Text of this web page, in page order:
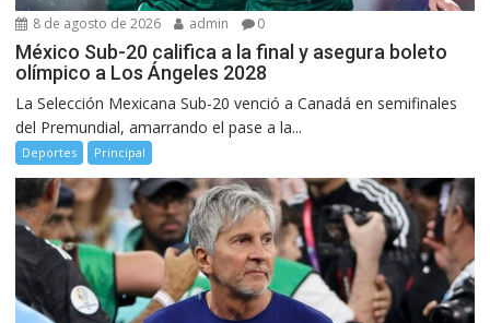
8 de agosto de 2026 admin 0
México Sub-20 califica a la final y asegura boleto
olímpico a Los Ángeles 2028
La Selección Mexicana Sub-20 venció a Canadá en semifinales
del Premundial, amarrando el pase a la...
Deportes Principal